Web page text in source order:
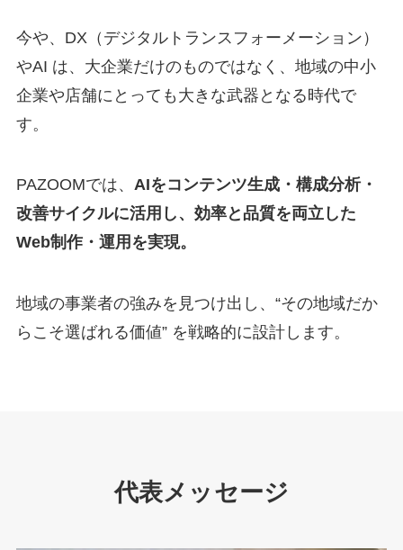
今や、DX（デジタルトランスフォーメーション）
やAI は、大企業だけのものではなく、地域の中小
企業や店舗にとっても大きな武器となる時代で
す。
PAZOOMでは、 AIをコンテンツ生成・構成分析・
改善サイクルに活用し、効率と品質を両立した
Web制作・運用を実現。
地域の事業者の強みを見つけ出し、“その地域だか
らこそ選ばれる価値” を戦略的に設計します。
代表メッセージ